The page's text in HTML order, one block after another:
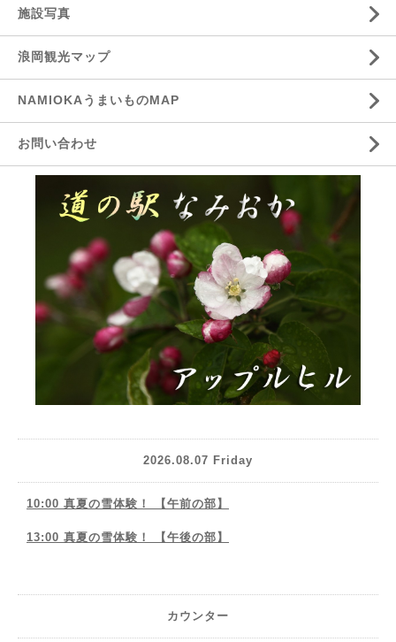
施設写真
浪岡観光マップ
NAMIOKAうまいものMAP
お問い合わせ
2026.08.07 Friday
10:00 真夏の雪体験！ 【午前の部】
13:00 真夏の雪体験！ 【午後の部】
カウンター